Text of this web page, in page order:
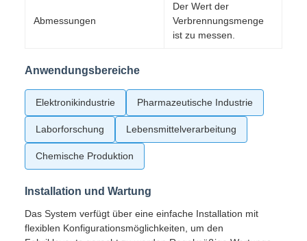
Abmessungen
Der Wert der
Verbrennungsmenge
ist zu messen.
Anwendungsbereiche
Elektronikindustrie Pharmazeutische Industrie
Laborforschung Lebensmittelverarbeitung
Chemische Produktion
Installation und Wartung
Das System verfügt über eine einfache Installation mit
flexiblen Konfigurationsmöglichkeiten, um den